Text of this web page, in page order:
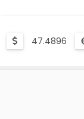
47.4896